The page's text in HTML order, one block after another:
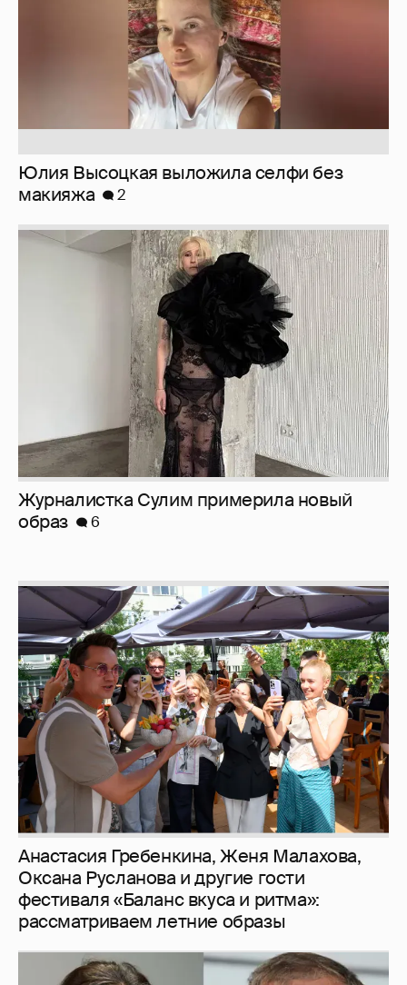
Журналистка Сулим примерила новый
Анастасия Гребенкина, Женя Малахова,
Оксана Русланова и другие гости
фестиваля «Баланс вкуса и ритма»:
рассматриваем летние образы